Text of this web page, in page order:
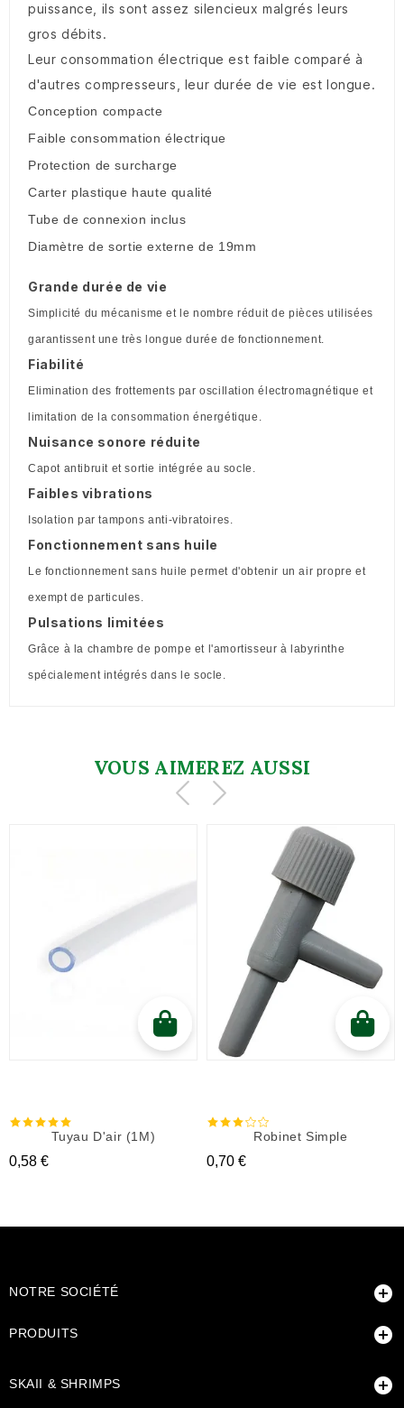
puissance, ils sont assez silencieux malgrés leurs
gros débits.
Leur consommation électrique est faible comparé à
d'autres compresseurs, leur durée de vie est longue.
Conception compacte
Faible consommation électrique
Protection de surcharge
Carter plastique haute qualité
Tube de connexion inclus
Diamètre de sortie externe de 19mm
Grande durée de vie
Simplicité du mécanisme et le nombre réduit de pièces utilisées
garantissent une très longue durée de fonctionnement.
Fiabilité
Elimination des frottements par oscillation électromagnétique et
limitation de la consommation énergétique.
Nuisance sonore réduite
Capot antibruit et sortie intégrée au socle.
Faibles vibrations
Isolation par tampons anti-vibratoires.
Fonctionnement sans huile
Le fonctionnement sans huile permet d'obtenir un air propre et
exempt de particules.
Pulsations limitées
Grâce à la chambre de pompe et l'amortisseur à labyrinthe
spécialement intégrés dans le socle.
VOUS AIMEREZ AUSSI
Tuyau D'air (1M)
Prix
0,58 €
Robinet Simple
Prix
0,70 €
NOTRE SOCIÉTÉ 
PRODUITS 
SKAII & SHRIMPS 